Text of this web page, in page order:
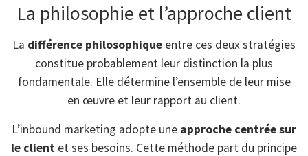
La philosophie et l’approche client
La différence philosophique entre ces deux stratégies
constitue probablement leur distinction la plus
fondamentale. Elle détermine l’ensemble de leur mise
en œuvre et leur rapport au client.
L’inbound marketing adopte une approche centrée sur
le client et ses besoins. Cette méthode part du principe